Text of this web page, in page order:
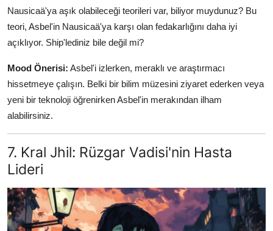
Nausicaä'ya aşık olabileceği teorileri var, biliyor muydunuz? Bu
teori, Asbel'in Nausicaä'ya karşı olan fedakarlığını daha iyi
açıklıyor. Ship'lediniz bile değil mi?
Mood Önerisi: Asbel'i izlerken, meraklı ve araştırmacı
hissetmeye çalışın. Belki bir bilim müzesini ziyaret ederken veya
yeni bir teknoloji öğrenirken Asbel'in merakından ilham
alabilirsiniz.
7. Kral Jhil: Rüzgar Vadisi'nin Hasta
Lideri